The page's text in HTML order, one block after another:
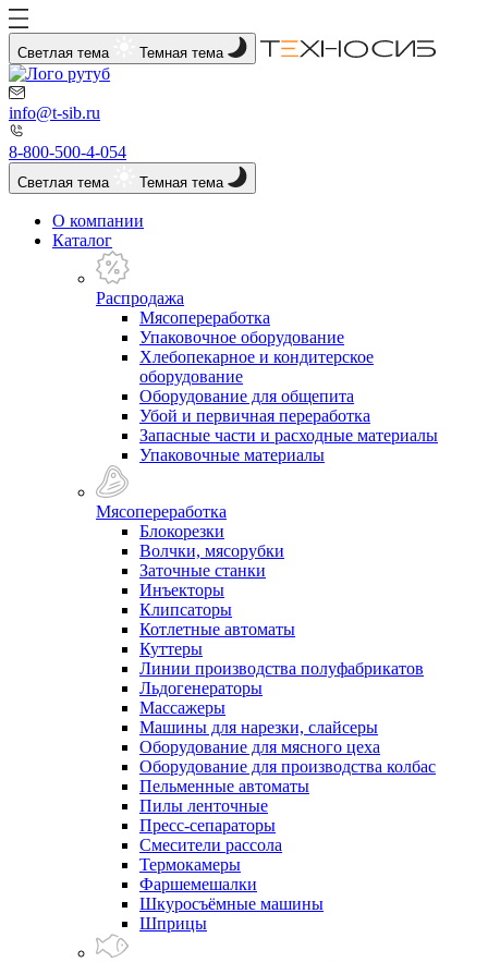
Светлая тема Темная тема
info@t-sib.ru
8-800-500-4-054
Светлая тема Темная тема
О компании
Каталог
Распродажа
Мясопереработка
Упаковочное оборудование
Хлебопекарное и кондитерское
оборудование
Оборудование для общепита
Убой и первичная переработка
Запасные части и расходные материалы
Упаковочные материалы
Мясопереработка
Блокорезки
Волчки, мясорубки
Заточные станки
Инъекторы
Клипсаторы
Котлетные автоматы
Куттеры
Линии производства полуфабрикатов
Льдогенераторы
Массажеры
Машины для нарезки, слайсеры
Оборудование для мясного цеха
Оборудование для производства колбас
Пельменные автоматы
Пилы ленточные
Пресс-сепараторы
Смесители рассола
Термокамеры
Фаршемешалки
Шкуросъёмные машины
Шприцы